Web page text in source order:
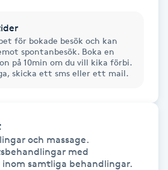
för bokade besök och kan
spontanbesök. Boka en
på 10min om du vill kika förbi.
skicka ett sms eller ett mail.
och massage.
med
samtliga behandlingar.